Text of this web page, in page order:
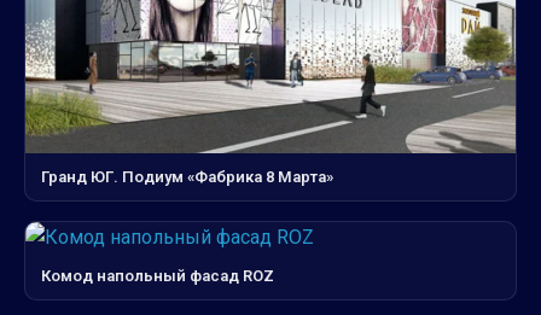
Гранд ЮГ. Подиум «Фабрика 8 Марта»
Комод напольный фасад ROZ